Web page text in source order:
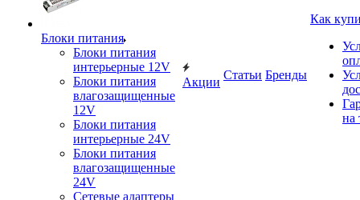
Блоки питания
Блоки питания
интерьерные 12V
Блоки питания
влагозащищенные
12V
Блоки питания
интерьерные 24V
Блоки питания
влагозащищенные
24V
Сетевые адаптеры
Акции
Статьи Бренды
Как
на